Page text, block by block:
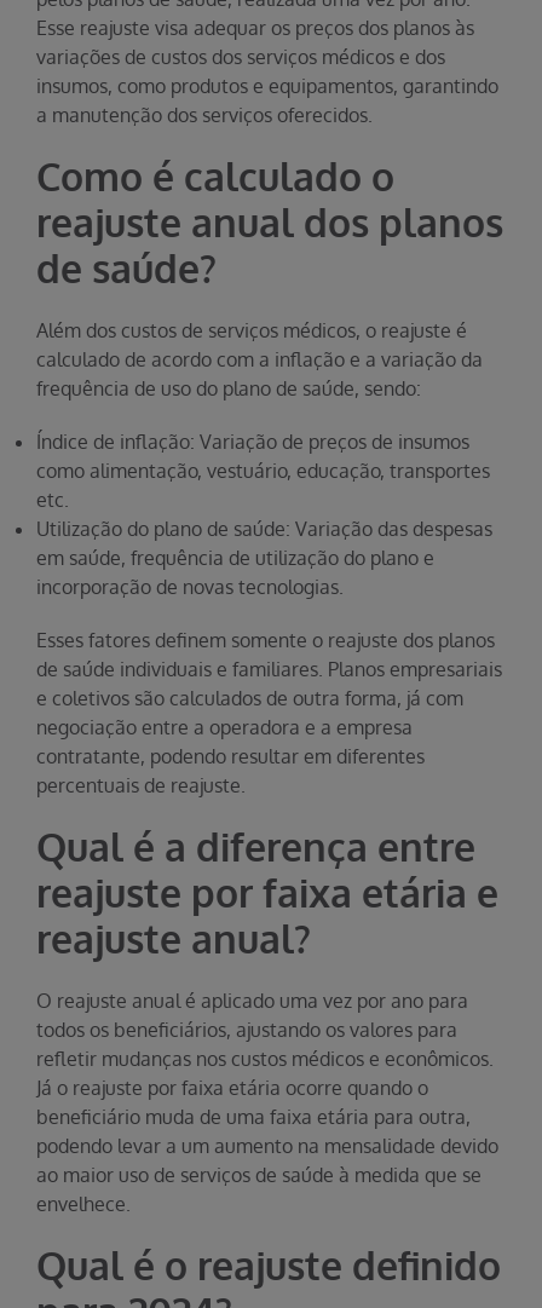
Esse reajuste visa adequar os preços dos planos às
variações de custos dos serviços médicos e dos
insumos, como produtos e equipamentos, garantindo
a manutenção dos serviços oferecidos.
Como é calculado o
reajuste anual dos planos
de saúde?
Além dos custos de serviços médicos, o reajuste é
calculado de acordo com a inflação e a variação da
frequência de uso do plano de saúde, sendo:
Índice de inflação: Variação de preços de insumos
como alimentação, vestuário, educação, transportes
etc.
Utilização do plano de saúde: Variação das despesas
em saúde, frequência de utilização do plano e
incorporação de novas tecnologias.
Esses fatores definem somente o reajuste dos planos
de saúde individuais e familiares. Planos empresariais
e coletivos são calculados de outra forma, já com
negociação entre a operadora e a empresa
contratante, podendo resultar em diferentes
percentuais de reajuste.
Qual é a diferença entre
reajuste por faixa etária e
reajuste anual?
O reajuste anual é aplicado uma vez por ano para
todos os beneficiários, ajustando os valores para
refletir mudanças nos custos médicos e econômicos.
Já o reajuste por faixa etária ocorre quando o
beneficiário muda de uma faixa etária para outra,
podendo levar a um aumento na mensalidade devido
ao maior uso de serviços de saúde à medida que se
envelhece.
Qual é o reajuste definido